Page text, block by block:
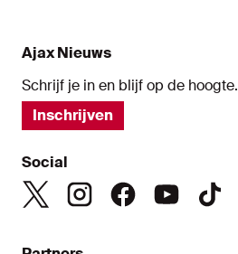
Ajax Nieuws
Schrijf je in en blijf op de hoogte.
Inschrijven
Social